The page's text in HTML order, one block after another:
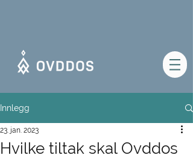
Innlegg
Hvilke tiltak skal Ovddos
23. jan. 2023